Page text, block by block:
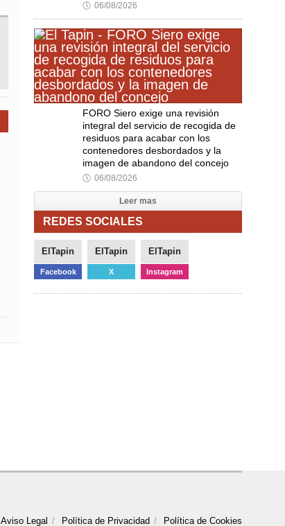
🕔 06/08/2026
FORO Siero exige una revisión
integral del servicio de recogida de
residuos para acabar con los
contenedores desbordados y la
imagen de abandono del concejo
🕔 06/08/2026
Leer mas
REDES SOCIALES
ElTapin
Facebook
ElTapin
X
ElTapin
Instagram
Aviso Legal Política de Privacidad Política de Cookies